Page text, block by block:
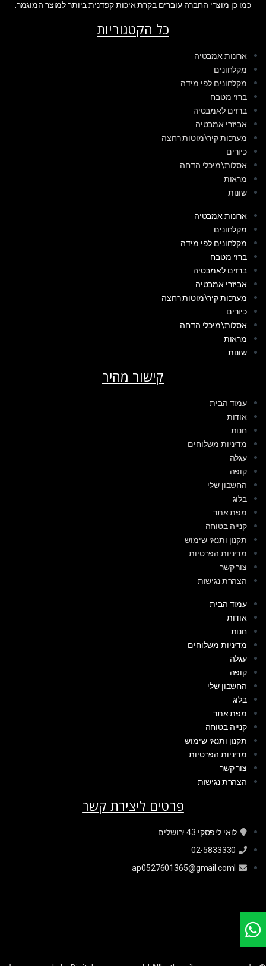
כמו כן מוצרי החברה עוברים בקרת איכות קפדנית ביותר למוצר המוגמר.
כל הקטגוריות
ארונות אמבטיה
מקלחונים
מקלחונים לפי מידה
ברזי מטבח
ברזים לאמבטיה
אביזרי אמבטיה
מערכות קיר\מוטות רחצה
כיורים
אסלות\מיכלי הדחה
מראות
שונות
ארונות אמבטיה
מקלחונים
מקלחונים לפי מידה
ברזי מטבח
ברזים לאמבטיה
אביזרי אמבטיה
מערכות קיר\מוטות רחצה
כיורים
אסלות\מיכלי הדחה
מראות
שונות
קישור מהיר
עמוד הבית
אודות
חנות
מדיניות משלוחים
עגלה
קופה
החשבון שלי
בלוג
מפת אתר
קנייה בטוחה
תקנון ותנאי שימוש
מדיניות הפרטיות
צור קשר
הצהרת נגישות
עמוד הבית
אודות
חנות
מדיניות משלוחים
עגלה
קופה
החשבון שלי
בלוג
מפת אתר
קנייה בטוחה
תקנון ותנאי שימוש
מדיניות הפרטיות
צור קשר
הצהרת נגישות
פרטים ליצירת קשר
לואי ליפסקי 43 ירושלים
02-5833330
ap0527601365@gmail.coml